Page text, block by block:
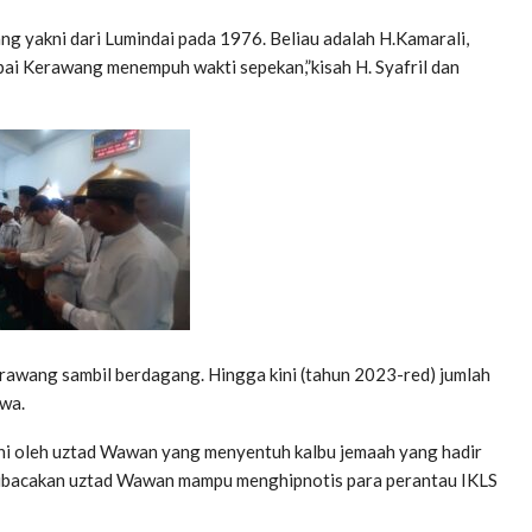
yakni dari Lumindai pada 1976. Beliau adalah H.Kamarali,
Kerawang menempuh wakti sepekan,”kisah H. Syafril dan
sambil berdagang. Hingga kini (tahun 2023-red) jumlah
oleh uztad Wawan yang menyentuh kalbu jemaah yang hadir
uztad Wawan mampu menghipnotis para perantau IKLS